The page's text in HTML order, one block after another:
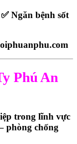
Ngăn bệnh sốt
Phú An
trong lĩnh vực
phòng chống